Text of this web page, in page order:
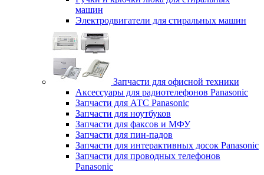
машин
Электродвигатели для стиральных машин
Запчасти для офисной техники
Аксессуары для радиотелефонов Panasonic
Запчасти для АТС Panasonic
Запчасти для ноутбуков
Запчасти для факсов и МФУ
Запчасти для пин-падов
Запчасти для интерактивных досок Panasonic
Запчасти для проводных телефонов
Panasonic